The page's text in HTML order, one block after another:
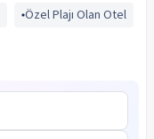
Özel Plajı Olan Otel